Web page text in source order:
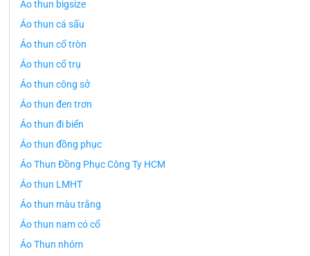
Áo thun bigsize
Áo thun cá sấu
Áo thun cổ tròn
Áo thun cổ trụ
Áo thun công sở
Áo thun đen trơn
Áo thun đi biển
Áo thun đồng phục
Áo Thun Đồng Phục Công Ty HCM
Áo thun LMHT
Áo thun màu trắng
Áo thun nam có cổ
Áo Thun nhóm